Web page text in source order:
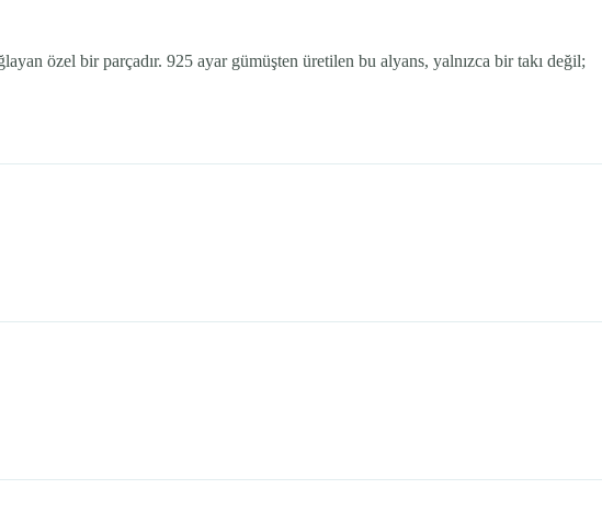
özel bir parçadır. 925 ayar gümüşten üretilen bu alyans, yalnızca bir takı değil;